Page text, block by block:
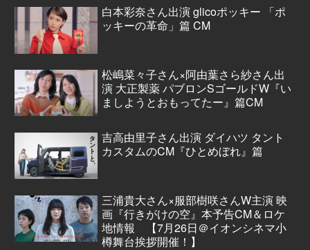
白本彩奈さん出演 glicoポッキー 「ポ
ッキーの革命」篇 CM
松嶋菜々子さん×阿由葉さら紗さん出
演 大正製薬 パブロンSゴールドW『い
ましようとおもってたー』篇CM
吉高由里子さん出演 ダイハツ タント
カスタムのCM『ひとめぼれ』篇
三浦貴大さん×服部樹咲さんW主演 映
画『行きがけの空』本予告CM＆ロケ
地情報 【7月26日＠イオンシネマ小
樽舞台挨拶開催！】